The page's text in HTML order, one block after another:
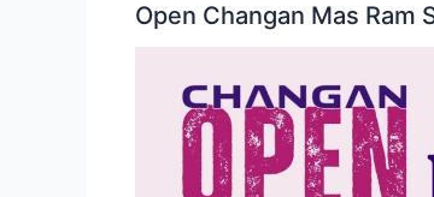
Open Changan Mas Ram